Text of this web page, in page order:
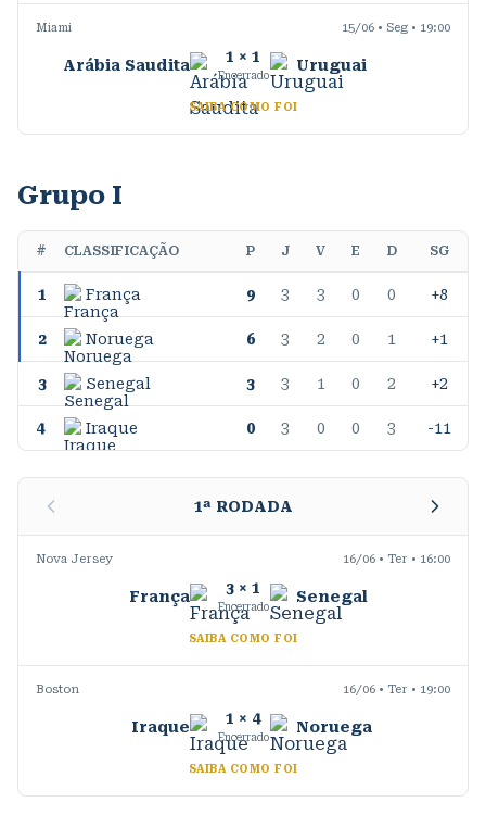
Miami 15/06 • Seg • 19:00
Arábia Saudita 1 × 1
Encerrado
Uruguai
SAIBA COMO FOI
Grupo I
# CLASSIFICAÇÃO P J V E D SG
1 França 9 3 3 0 0 +8
2 Noruega 6 3 2 0 1 +1
3 Senegal 3 3 1 0 2 +2
4 Iraque 0 3 0 0 3 -11
1ª RODADA
Nova Jersey 16/06 • Ter • 16:00
França 3 × 1
Encerrado
Senegal
SAIBA COMO FOI
Boston 16/06 • Ter • 19:00
Iraque 1 × 4
Encerrado
Noruega
SAIBA COMO FOI